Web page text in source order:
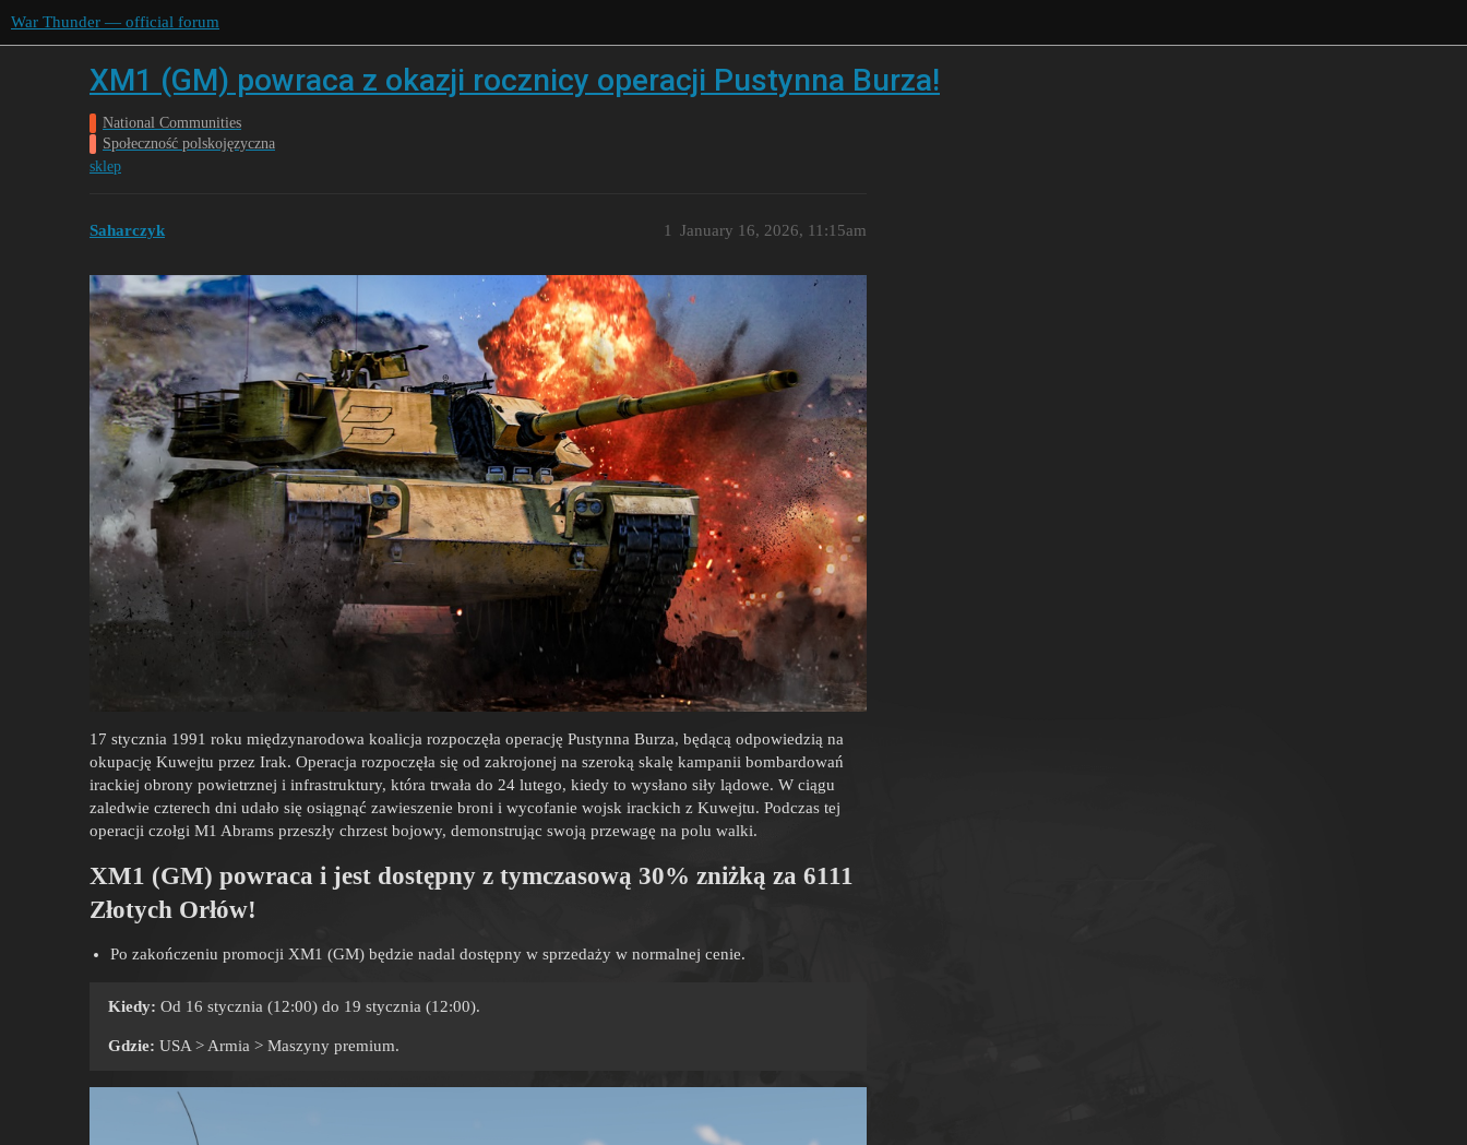
War Thunder — official forum
XM1 (GM) powraca z okazji rocznicy operacji Pustynna Burza!
National Communities
Społeczność polskojęzyczna
sklep
Saharczyk January 16, 2026, 11:15am
1
17 stycznia 1991 roku międzynarodowa koalicja rozpoczęła operację Pustynna Burza, będącą odpowiedzią na
okupację Kuwejtu przez Irak. Operacja rozpoczęła się od zakrojonej na szeroką skalę kampanii bombardowań
irackiej obrony powietrznej i infrastruktury, która trwała do 24 lutego, kiedy to wysłano siły lądowe. W ciągu
zaledwie czterech dni udało się osiągnąć zawieszenie broni i wycofanie wojsk irackich z Kuwejtu. Podczas tej
operacji czołgi M1 Abrams przeszły chrzest bojowy, demonstrując swoją przewagę na polu walki.
XM1 (GM) powraca i jest dostępny z tymczasową 30% zniżką za 6111
Złotych Orłów!
Po zakończeniu promocji XM1 (GM) będzie nadal dostępny w sprzedaży w normalnej cenie.
Kiedy: Od 16 stycznia (12:00) do 19 stycznia (12:00).
Gdzie: USA > Armia > Maszyny premium.